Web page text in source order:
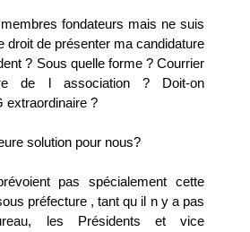
fondateurs mais ne suis
droit de présenter ma candidature
? Sous quelle forme ? Courrier
de l association ? Doit-on
extraordinaire ?
solution pour nous?
pas spécialement cette
préfecture , tant qu il n y a pas
les Présidents et vice